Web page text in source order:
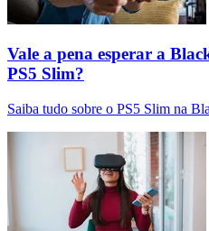
Vale a pena esperar a
PS5 Slim?
Saiba tudo sobre o PS5 Slim na